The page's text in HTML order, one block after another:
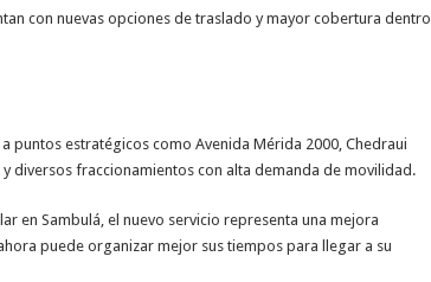
con nuevas opciones de traslado y mayor cobertura dentro
puntos estratégicos como Avenida Mérida 2000, Chedraui
diversos fraccionamientos con alta demanda de movilidad.
en Sambulá, el nuevo servicio representa una mejora
puede organizar mejor sus tiempos para llegar a su